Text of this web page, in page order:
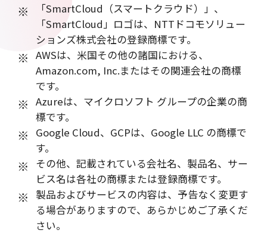
※
「SmartCloud（スマートクラウド）」、
「SmartCloud」ロゴは、NTTドコモソリュー
ションズ株式会社の登録商標です。
※ AWSは、米国その他の諸国における、
Amazon.com, Inc.またはその関連会社の商標
です。
※ Azureは、マイクロソフト グループの企業の商
標です。
※
Google Cloud、GCPは、Google LLC の商標で
す。
※
その他、記載されている会社名、製品名、サー
ビス名は各社の商標または登録商標です。
※
製品およびサービスの内容は、予告なく変更す
る場合がありますので、あらかじめご了承くだ
さい。